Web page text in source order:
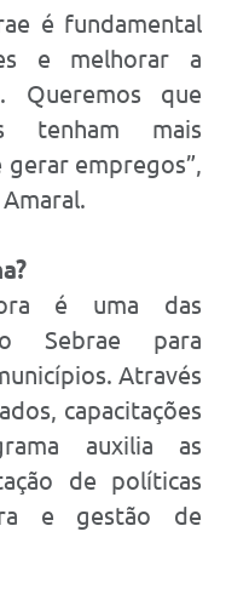
é fundamental
e melhorar a
Queremos que
tenham mais
empregos”,
é uma das
Sebrae para
Através
capacitações
auxilia as
de políticas
e gestão de